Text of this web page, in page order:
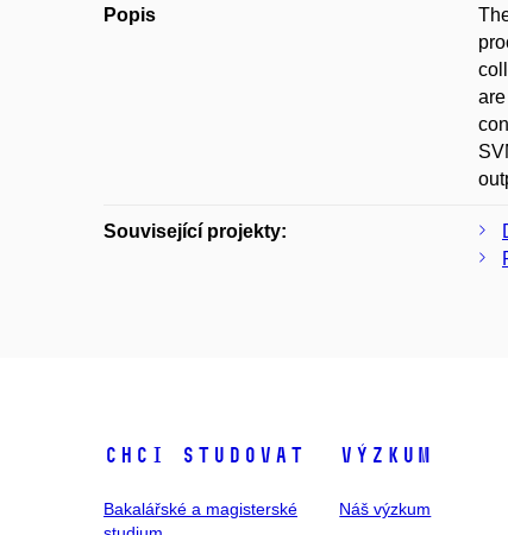
Popis
Související projekty:
Chci studovat
Bakalářské a magisterské
Výzkum
Náš výzkum